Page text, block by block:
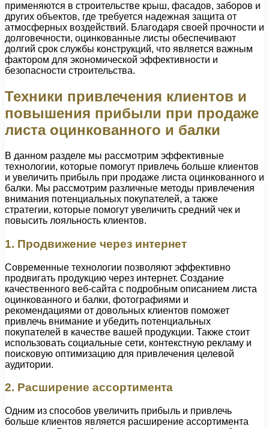
применяются в строительстве крыш, фасадов, заборов и
других объектов, где требуется надежная защита от
атмосферных воздействий. Благодаря своей прочности и
долговечности, оцинкованные листы обеспечивают
долгий срок службы конструкций, что является важным
фактором для экономической эффективности и
безопасности строительства.
Техники привлечения клиентов и
повышения прибыли при продаже
листа оцинкованного и балки
В данном разделе мы рассмотрим эффективные
технологии, которые помогут привлечь больше клиентов
и увеличить прибыль при продаже листа оцинкованного и
балки. Мы рассмотрим различные методы привлечения
внимания потенциальных покупателей, а также
стратегии, которые помогут увеличить средний чек и
повысить лояльность клиентов.
1. Продвижение через интернет
Современные технологии позволяют эффективно
продвигать продукцию через интернет. Создание
качественного веб-сайта с подробным описанием листа
оцинкованного и балки, фотографиями и
рекомендациями от довольных клиентов поможет
привлечь внимание и убедить потенциальных
покупателей в качестве вашей продукции. Также стоит
использовать социальные сети, контекстную рекламу и
поисковую оптимизацию для привлечения целевой
аудитории.
2. Расширение ассортимента
Одним из способов увеличить прибыль и привлечь
больше клиентов является расширение ассортимента